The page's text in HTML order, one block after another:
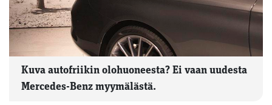
Kuva autofriikin olohuoneesta? Ei vaan uudesta
Mercedes-Benz myymälästä.